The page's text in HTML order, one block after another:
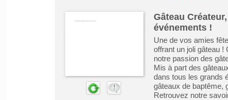
Gâteau
événements !
Une de vos amies
offrant un joli gâteau !
notre passion des
Mis à part des
dans tous les grands
gâteaux de baptême,
Retrouvez notre